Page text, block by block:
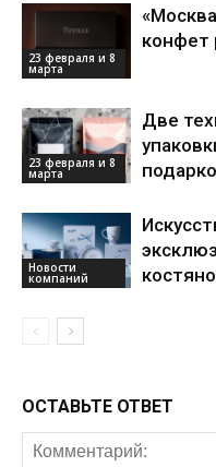
23 февраля и 8
марта
конфет
23 февраля и 8
марта
Две
Новости
компаний
ОСТАВЬТЕ ОТВЕТ